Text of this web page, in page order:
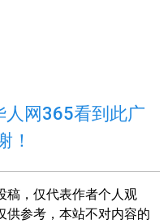
人网365看到此广
！
稿，仅代表作者个人观
供参考，本站不对内容的